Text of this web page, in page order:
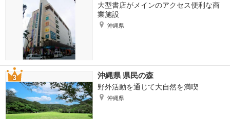
大型書店がメインのアクセス便利な商
業施設
沖縄県
沖縄県 県民の森
野外活動を通じて大自然を満喫
沖縄県